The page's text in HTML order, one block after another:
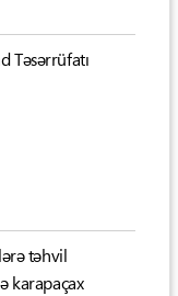
Təsərrüfatı
təhvil
karapaçax